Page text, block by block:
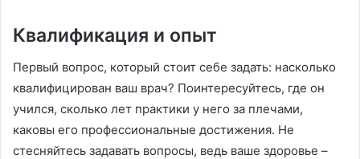
Квалификация и опыт
Первый вопрос, который стоит себе задать: насколько
квалифицирован ваш врач? Поинтересуйтесь, где он
учился, сколько лет практики у него за плечами,
каковы его профессиональные достижения. Не
стесняйтесь задавать вопросы, ведь ваше здоровье –